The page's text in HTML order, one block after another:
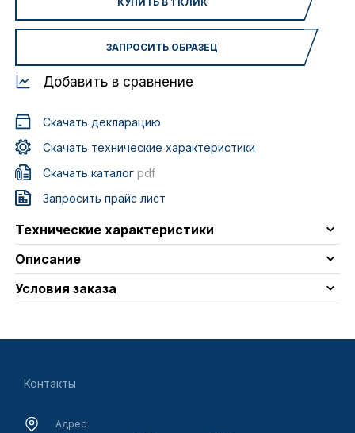
ЗАПРОСИТЬ ОБРАЗЕЦ
Добавить в сравнение
Скачать декларацию
Скачать технические характеристики
Скачать каталогpdf
Запросить прайс лист
Технические характеристики
Описание
Условия заказа
Контакты
Адрес